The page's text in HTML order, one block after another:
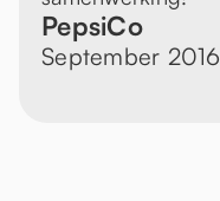
PepsiCo
September 2016